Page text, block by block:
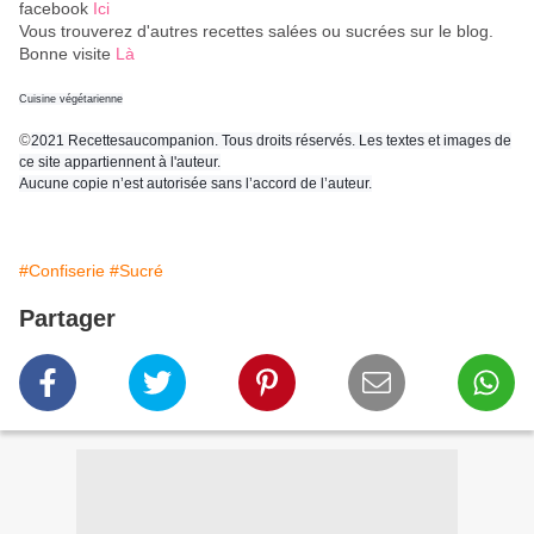
facebook Ici
Vous trouverez d'autres recettes salées ou sucrées sur le blog.
Bonne visite Là
Cuisine végétarienne
©2021 Recettesaucompanion. Tous droits réservés. Les textes et images de
ce site appartiennent à l'auteur.
Aucune copie n’est autorisée sans l’accord de l’auteur.
#Confiserie #Sucré
Partager